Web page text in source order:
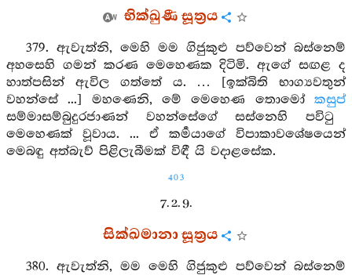
භික්ඛුණී සූත්‍රය
379. ඇවැත්නි, මෙහි මම ගිජුකුළු පව්වෙන් බස්නෙම්
අහසෙහි ගමන් කරණ මෙහෙණක දිටිමි. ඇගේ සඟළ ද
හාත්පසින් ඇවිල ගත්තේ ය. … [ඉක්බිති භාග්‍යවතුන්
වහන්සේ ...] මහණෙනි, මේ මෙහෙණ තොමෝ කසුප්
සම්මාසම්බුදුරජාණන් වහන්සේගේ සස්නෙහි පවිටු
මෙහෙණක් වූවාය. ... ඒ කර්‍මයාගේ විපාකාවශේෂයෙන්
මෙබඳු අත්බැව් පිළිලැබීමක් විඳී යි වදාළසේක.
403
7. 2. 9.
සික්ඛමානා සූත්‍රය
380. ඇවැත්නි, මම මෙහි ගිජුකුළු පව්වෙන් බස්නෙම්